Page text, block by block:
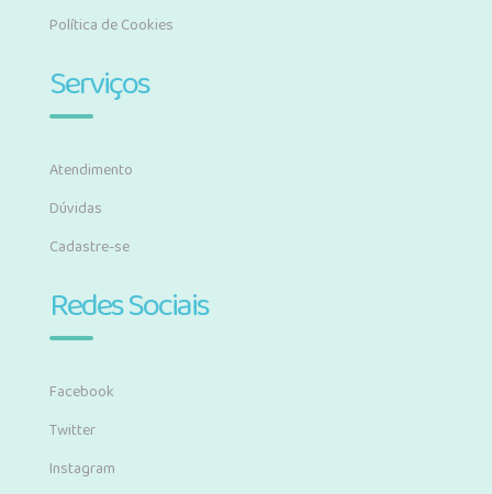
Política de Cookies
Serviços
Atendimento
Dúvidas
Cadastre-se
Redes Sociais
Facebook
Twitter
Instagram